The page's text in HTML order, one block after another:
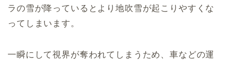
ラの雪が降っているとより地吹雪が起こりやすくな
ってしまいます。
一瞬にして視界が奪われてしまうため、車などの運